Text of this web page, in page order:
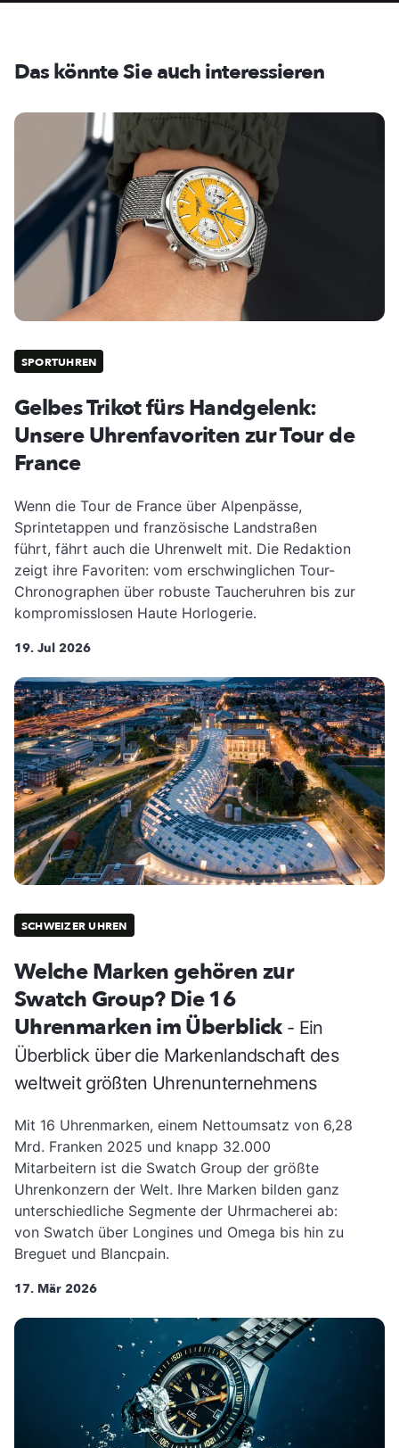
Das könnte Sie auch interessieren
SPORTUHREN
Gelbes Trikot fürs Handgelenk:
Unsere Uhrenfavoriten zur Tour de
France
Wenn die Tour de France über Alpenpässe,
Sprintetappen und französische Landstraßen
führt, fährt auch die Uhrenwelt mit. Die Redaktion
zeigt ihre Favoriten: vom erschwinglichen Tour-
Chronographen über robuste Taucheruhren bis zur
kompromisslosen Haute Horlogerie.
19. Jul 2026
SCHWEIZER UHREN
Welche Marken gehören zur
Swatch Group? Die 16
Uhrenmarken im Überblick - Ein
Überblick über die Markenlandschaft des
weltweit größten Uhrenunternehmens
Mit 16 Uhrenmarken, einem Nettoumsatz von 6,28
Mrd. Franken 2025 und knapp 32.000
Mitarbeitern ist die Swatch Group der größte
Uhrenkonzern der Welt. Ihre Marken bilden ganz
unterschiedliche Segmente der Uhrmacherei ab:
von Swatch über Longines und Omega bis hin zu
Breguet und Blancpain.
17. Mär 2026